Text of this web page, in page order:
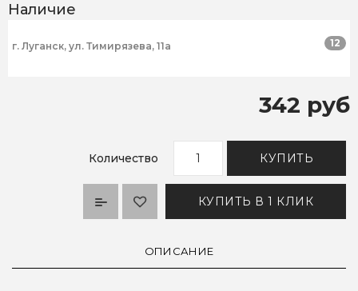
Наличие
г. Луганск, ул. Тимирязева, 11а 12
342 руб
Количество КУПИТЬ
КУПИТЬ В 1 КЛИК
ОПИСАНИЕ